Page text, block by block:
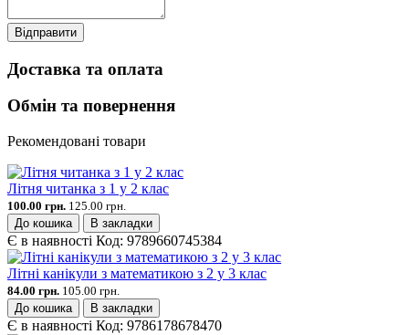
Відправити
Доставка та оплата
Обмін та повернення
Рекомендовані товари
Літня читанка з 1 у 2 клас
100.00 грн. 125.00 грн.
До кошика
В закладки
Є в наявності Код: 9789660745384
Літні канікули з математикою з 2 у 3 клас
84.00 грн. 105.00 грн.
До кошика
В закладки
Є в наявності Код: 9786178678470